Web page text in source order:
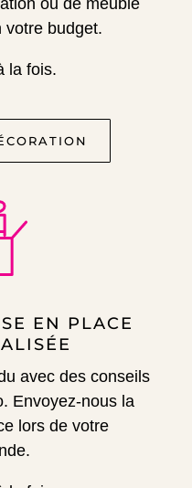
ou de meuble
votre budget.
la fois.
EN PLACE
avec des conseils
Envoyez-nous la
lors de votre